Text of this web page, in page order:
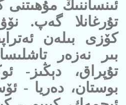
ئىنساننىڭ
تۇرغانلا گەپ.
كۆزى بىلەن
بىر نەزەر
تۇپراق، دېڭىز-
بوستان، دەريا -